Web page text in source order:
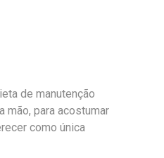
de manutenção
mão, para acostumar
como única